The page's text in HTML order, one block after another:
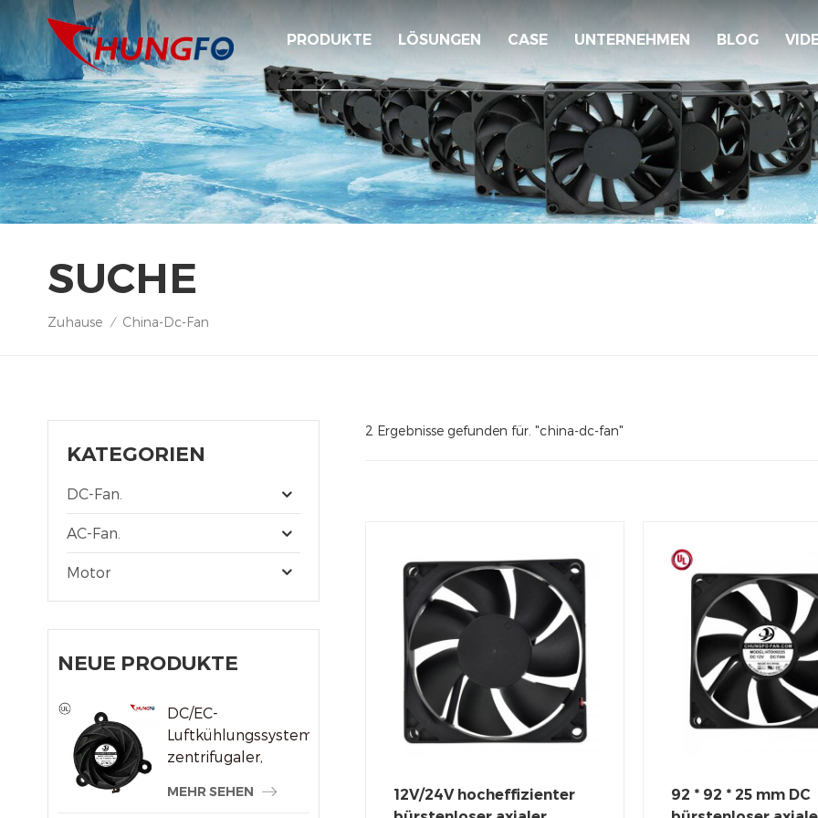
PRODUKTE LÖSUNGEN CASE UNTERNEHMEN BLOG
SUCHE
Zuhause / China-Dc-Fan
KATEGORIEN
DC-Fan.
AC-Fan.
Motor
NEUE PRODUKTE
DC/EC-
Luftkühlungssystem,
zentrifugaler,
Kühlerlüfter
MEHR SEHEN
2 Ergebnisse gefunden für. "china-dc-fan"
12V/24V hocheffizienter
92 * 92 * 25 mm DC